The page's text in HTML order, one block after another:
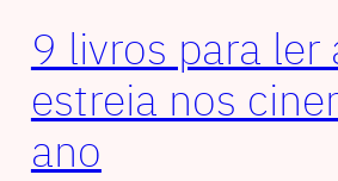
9 livros para ler
estreia nos
ano